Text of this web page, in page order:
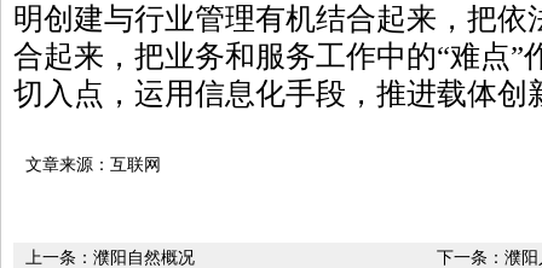
明创建与行业管理有机结合起来，把依
合起来，把业务和服务工作中的“难点”
切入点，运用信息化手段，推进载体创
文章来源：互联网
下一条： 濮阳
上一条： 濮阳自然概况